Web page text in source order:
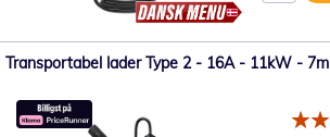
Transportabel lader Type 2 - 16A - 11kW - 7m